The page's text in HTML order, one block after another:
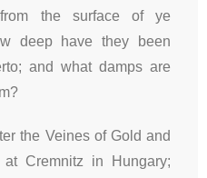
the surface of ye
deep have they been
and what damps are
the Veines of Gold and
at Cremnitz in Hungary;